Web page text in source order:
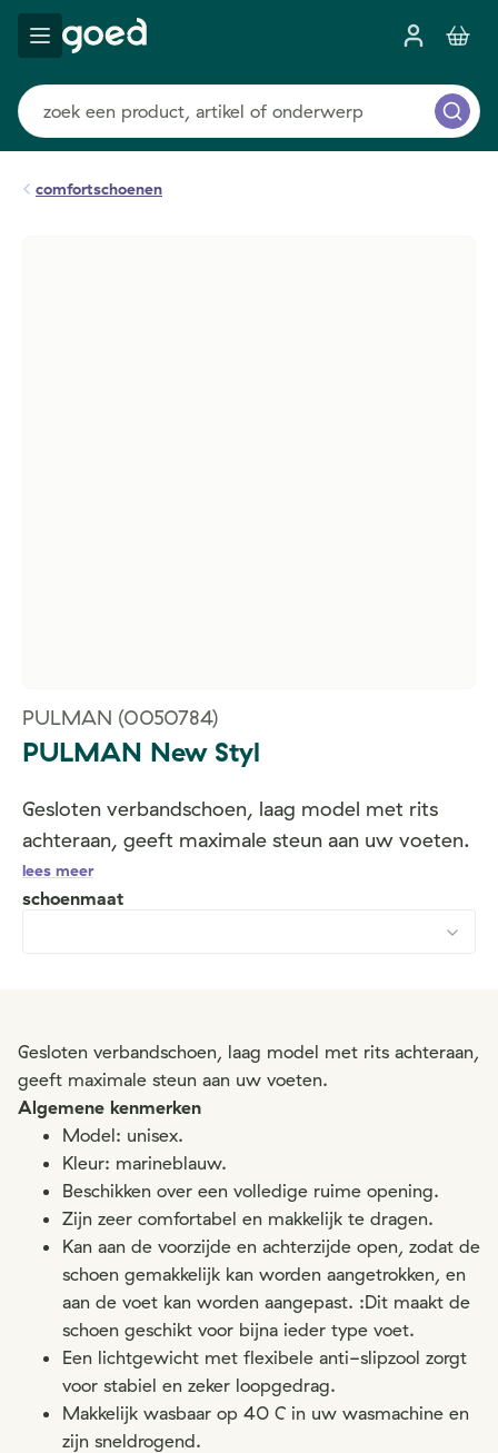
comfortschoenen
PULMAN (0050784)
PULMAN New Styl
Gesloten verbandschoen, laag model met rits
achteraan, geeft maximale steun aan uw voeten.
lees meer
schoenmaat
Gesloten verbandschoen, laag model met rits achteraan,
geeft maximale steun aan uw voeten.
Algemene kenmerken
Model: unisex.
Kleur: marineblauw.
Beschikken over een volledige ruime opening.
Zijn zeer comfortabel en makkelijk te dragen.
Kan aan de voorzijde en achterzijde open, zodat de
schoen gemakkelijk kan worden aangetrokken, en
aan de voet kan worden aangepast. :Dit maakt de
schoen geschikt voor bijna ieder type voet.
Een lichtgewicht met flexibele anti-slipzool zorgt
voor stabiel en zeker loopgedrag.
Makkelijk wasbaar op 40 C in uw wasmachine en
zijn sneldrogend.